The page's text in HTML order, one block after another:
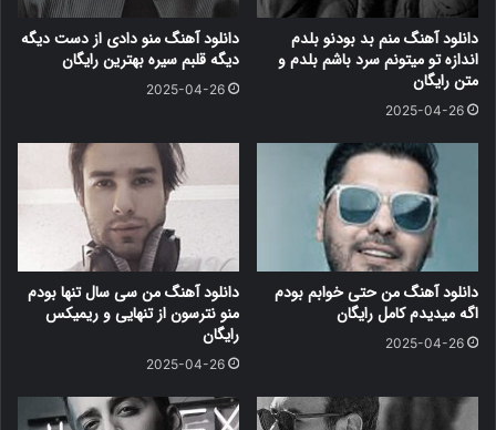
دانلود آهنگ منم بد بودنو بلدم
اندازه تو میتونم سرد باشم بلدم و
متن رایگان
2025-04-26
دانلود آهنگ منو دادی از دست دیگه
دیگه قلبم سیره بهترین رایگان
2025-04-26
دانلود آهنگ من حتی خوابم بودم
اگه میدیدم کامل رایگان
2025-04-26
دانلود آهنگ من سی سال تنها بودم
منو نترسون از تنهایی و ریمیکس
رایگان
2025-04-26